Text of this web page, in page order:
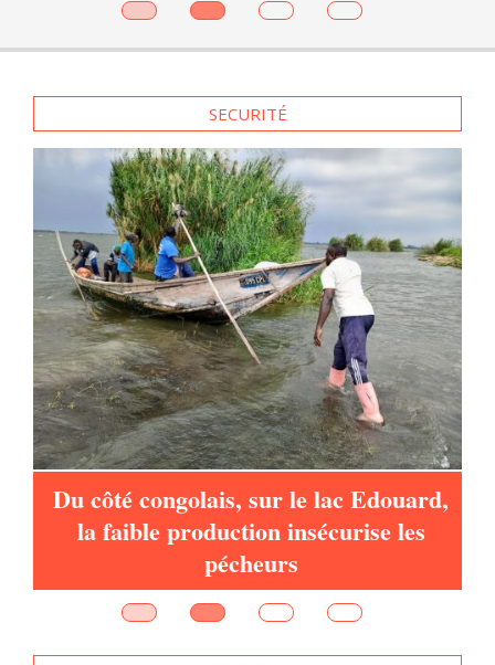
SECURITÉ
Du côté congolais, sur le lac Edouard,
la faible production insécurise les
pécheurs